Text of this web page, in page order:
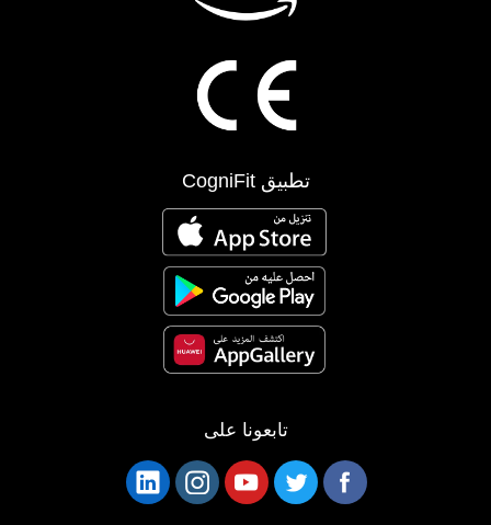
تطبيق CogniFit
تابعونا على